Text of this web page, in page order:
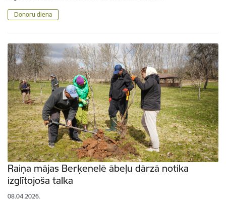
Donoru diena
Raiņa mājas Berķenelē ābeļu dārzā notika
izglītojoša talka
08.04.2026.